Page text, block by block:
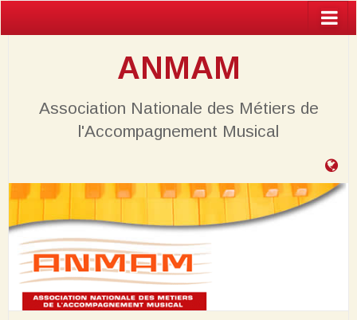
ANMAM
Association Nationale des Métiers de
l'Accompagnement Musical
de